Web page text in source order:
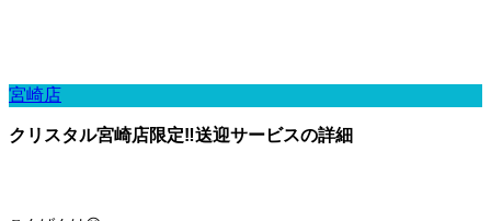
宮崎店
クリスタル宮崎店限定‼️送迎サービスの詳細